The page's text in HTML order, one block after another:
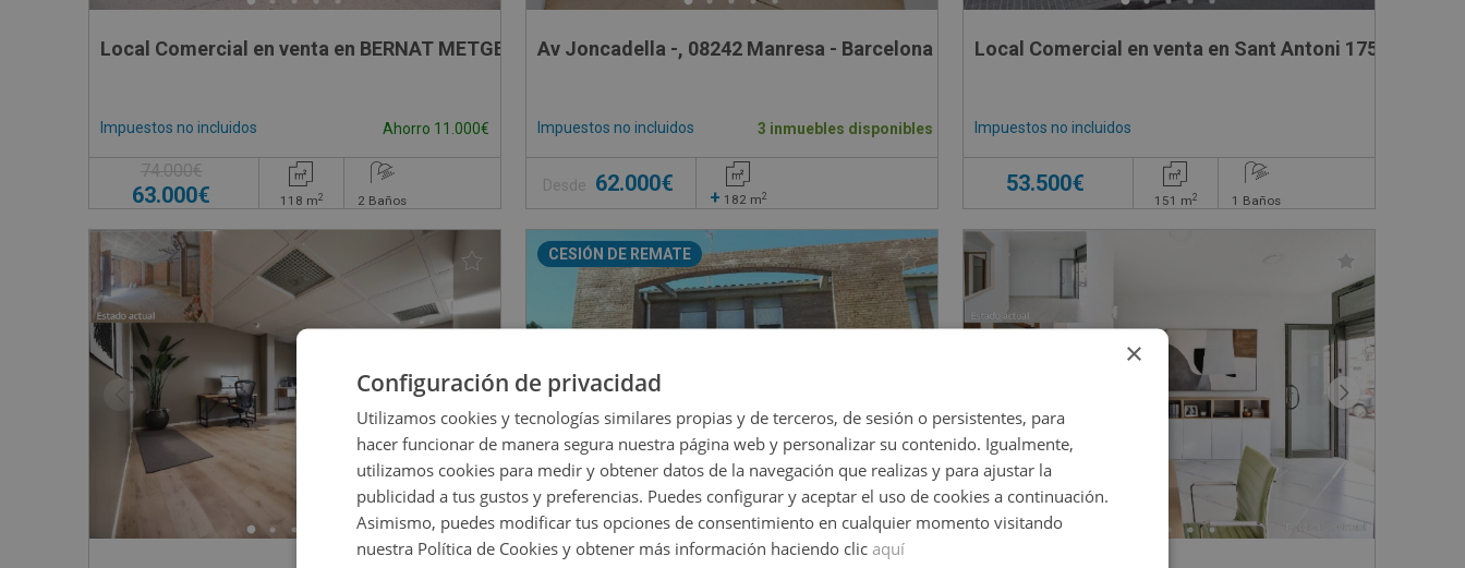
Local Comercial en venta en BERNAT METGE, -
Impuestos no incluidos Ahorro 11.000€
74.000€
63.000€ 118 m2 2 Baños
Av Joncadella -, 08242 Manresa - Barcelona
Impuestos no incluidos 3 inmuebles disponibles
Desde 62.000€
+ 182 m2
Local Comercial en venta en Sant Antoni 175-177
Impuestos no incluidos
53.500€
151 m2 1 Baños
CESIÓN DE REMATE
×
Configuración de privacidad
Utilizamos cookies y tecnologías similares propias y de terceros, de sesión o persistentes, para
hacer funcionar de manera segura nuestra página web y personalizar su contenido. Igualmente,
utilizamos cookies para medir y obtener datos de la navegación que realizas y para ajustar la
publicidad a tus gustos y preferencias. Puedes configurar y aceptar el uso de cookies a continuación.
Asimismo, puedes modificar tus opciones de consentimiento en cualquier momento visitando
nuestra Política de Cookies y obtener más información haciendo clic aquí